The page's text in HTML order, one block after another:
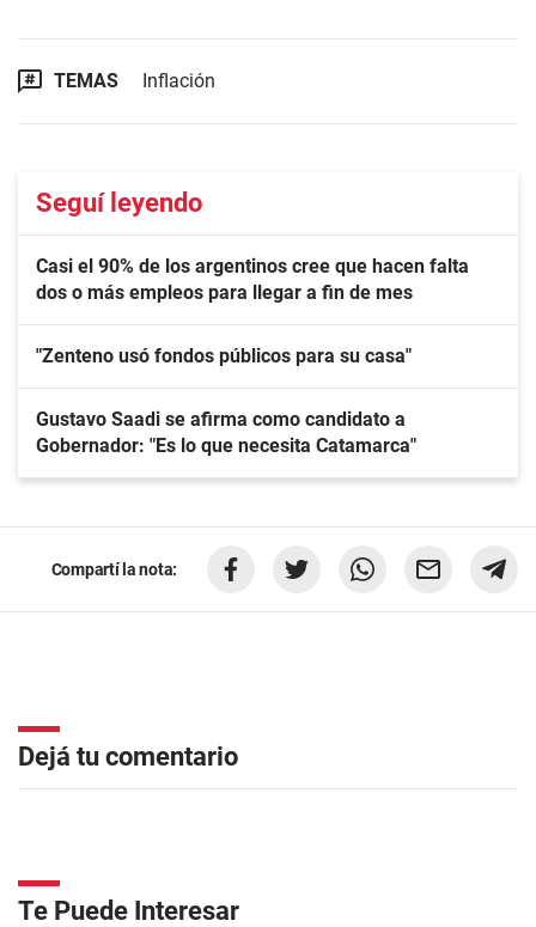
TEMAS Inflación
Seguí leyendo
Casi el 90% de los argentinos cree que hacen falta
dos o más empleos para llegar a fin de mes
"Zenteno usó fondos públicos para su casa"
Gustavo Saadi se afirma como candidato a
Gobernador: "Es lo que necesita Catamarca"
Compartí la nota:
Dejá tu comentario
Te Puede Interesar